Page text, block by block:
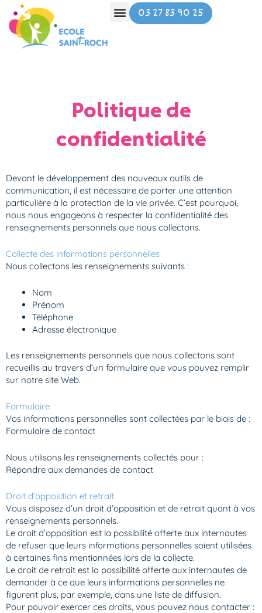
contenu
03 27 83 90 25
Politique de
confidentialité
Devant le développement des nouveaux outils de
communication, il est nécessaire de porter une attention
particulière à la protection de la vie privée. C’est pourquoi,
nous nous engageons à respecter la confidentialité des
renseignements personnels que nous collectons.
Collecte des informations personnelles
Nous collectons les renseignements suivants :
Nom
Prénom
Téléphone
Adresse électronique
Les renseignements personnels que nous collectons sont
recueillis au travers d’un formulaire que vous pouvez remplir
sur notre site Web.
Formulaire
Vos informations personnelles sont collectées par le biais de :
Formulaire de contact
Nous utilisons les renseignements collectés pour :
Répondre aux demandes de contact
Droit d’opposition et retrait
Vous disposez d’un droit d’opposition et de retrait quant à vos
renseignements personnels.
Le droit d’opposition est la possibilité offerte aux internautes
de refuser que leurs informations personnelles soient utilisées
à certaines fins mentionnées lors de la collecte.
Le droit de retrait est la possibilité offerte aux internautes de
demander à ce que leurs informations personnelles ne
figurent plus, par exemple, dans une liste de diffusion.
Pour pouvoir exercer ces droits, vous pouvez nous contacter :